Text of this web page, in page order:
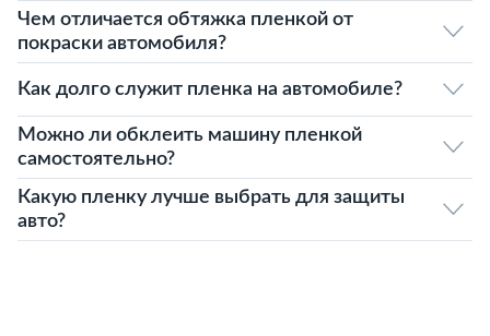
Чем отличается обтяжка пленкой от
покраски автомобиля?
Как долго служит пленка на автомобиле?
Можно ли обклеить машину пленкой
самостоятельно?
Какую пленку лучше выбрать для защиты
авто?